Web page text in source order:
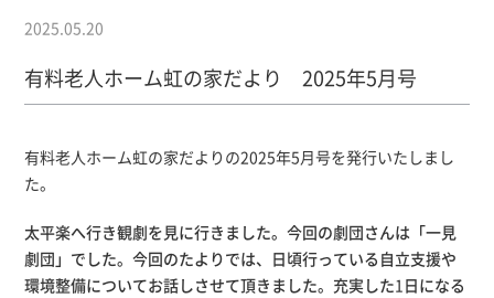
2025.05.20
有料老人ホーム虹の家だより 2025年5月号
有料老人ホーム虹の家だよりの2025年5月号を発行いたしまし
た。
太平楽へ行き観劇を見に行きました。今回の劇団さんは「一見
劇団」でした。今回のたよりでは、日頃行っている自立支援や
環境整備についてお話しさせて頂きました。充実した1 日になる